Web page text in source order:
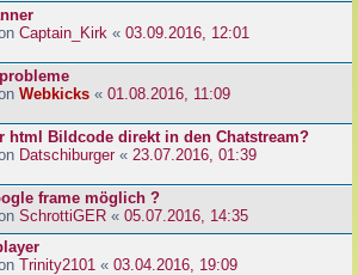
Captain_Kirk « 03.09.2016, 12:01
Webkicks « 01.08.2016, 11:09
html Bildcode direkt in den Chatstream?
Datschiburger« 23.07.2016, 01:39
frame möglich ?
SchrottiGER « 05.07.2016, 14:35
Trinity2101 « 03.04.2016, 19:09